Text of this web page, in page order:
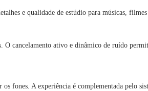
e qualidade de estúdio para músicas,
cancelamento ativo e dinâmico de ruído
fones. A experiência é complementada pelo